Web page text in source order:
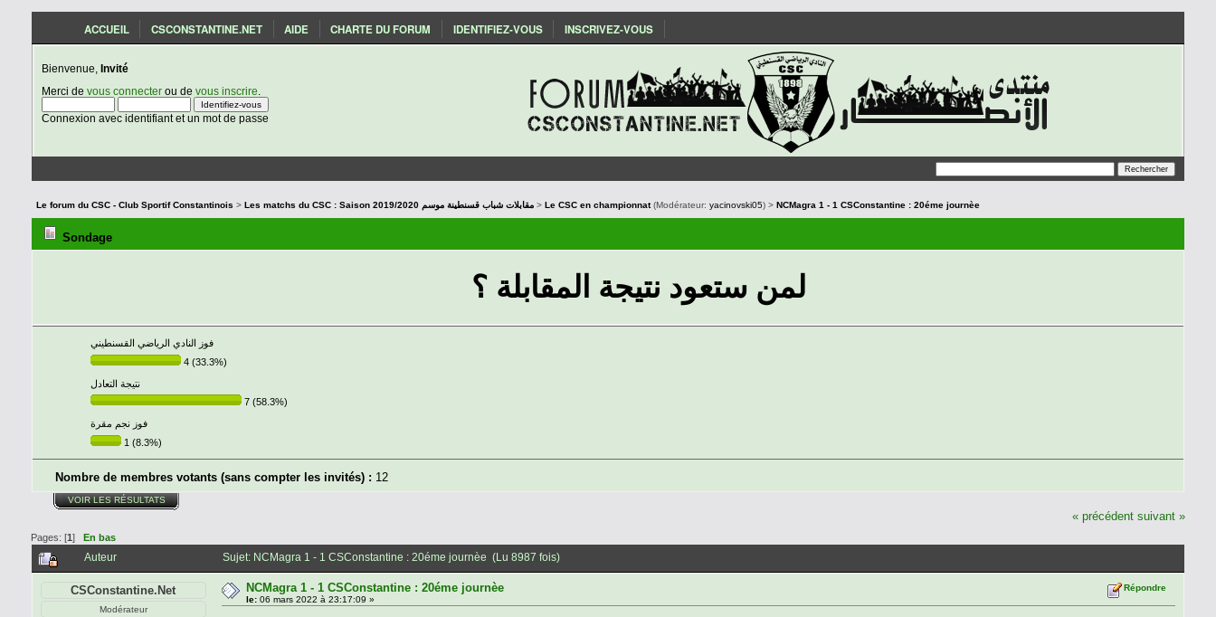
ACCUEIL CSCONSTANTINE.NET AIDE CHARTE DU FORUM IDENTIFIEZ-VOUS INSCRIVEZ-VOUS
Bienvenue, Invité
Merci de vous connecterou de vous inscrire
Connexion avec identifiant et un mot de passe
Le forum du CSC - Club Sportif Constantinois > Les matchs du CSC : Saison 2019/2020 مقابلات شباب قسنطينة موسم >Le CSC en championnat(Modérateur:yacinovski05) >NCMagra 1 - 1 CSConstantine : 20éme journèe
Sondage
لمن ستعود نتيجة المقابلة ؟
فوز النادي الرياضي القسنطيني
4 (33.3%)
نتيجة التعادل
7 (58.3%)
فوز نجم مقرة
1 (8.3%)
Nombre de membres votants (sans compter les invités) : 12
VOIR LES RÉSULTATS
« précédent suivant »
Pages: [1] En bas
Auteur Sujet: NCMagra 1 - 1 CSConstantine : 20éme journèe (Lu 8987 fois)
CSConstantine.Net
Modérateur
NCMagra 1 - 1 CSConstantine : 20éme journèe
le:06 mars 2022 à 23:17:09 »
Répondre